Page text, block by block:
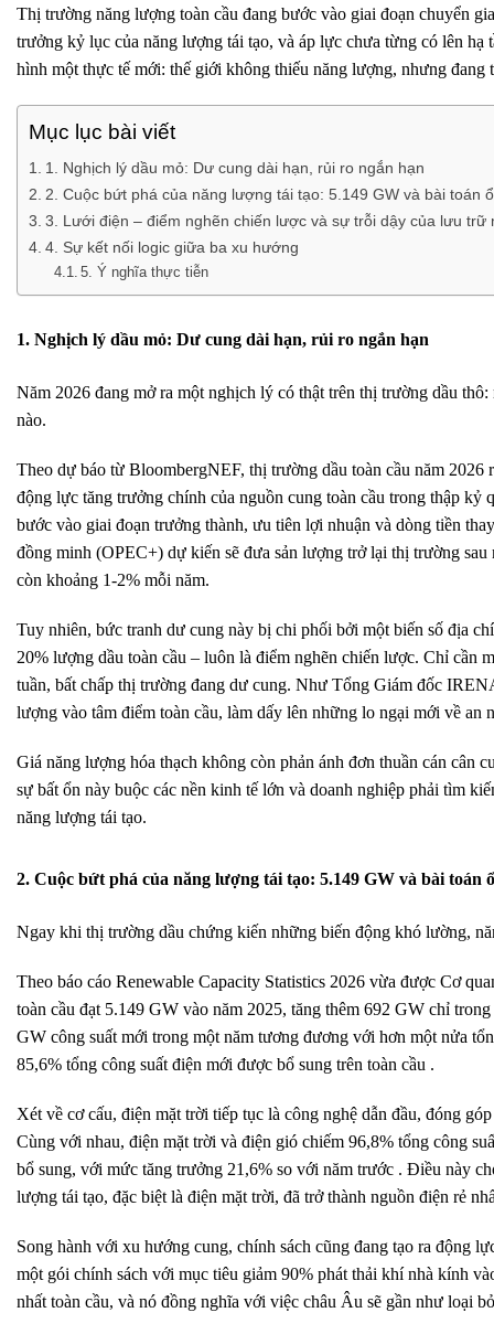
Thị trường năng lượng toàn cầu đang bước vào giai đoạn chuyển
trưởng kỷ lục của năng lượng tái tạo, và áp lực chưa từng có lên
hình một thực tế mới: thế giới không thiếu năng lượng, nhưng đang
Mục lục bài viết
1. Nghịch lý dầu mỏ: Dư cung dài hạn, rủi ro ngắn hạn
2. Cuộc bứt phá của năng lượng tái tạo: 5.149 GW và bài toán
3. Lưới điện – điểm nghẽn chiến lược và sự trỗi dậy của lưu trữ
4. Sự kết nối logic giữa ba xu hướng
5. Ý nghĩa thực tiễn
1. Nghịch lý dầu mỏ: Dư cung dài hạn, rủi ro ngắn hạn
Năm 2026 đang mở ra một nghịch lý có thật trên thị trường dầu
nào.
Theo dự báo từ BloombergNEF, thị trường dầu toàn cầu năm
động lực tăng trưởng chính của nguồn cung toàn cầu trong thập
bước vào giai đoạn trưởng thành, ưu tiên lợi nhuận và dòng tiền
đồng minh (OPEC+) dự kiến sẽ đưa sản lượng trở lại thị trường
còn khoảng 1-2% mỗi năm.
Tuy nhiên, bức tranh dư cung này bị chi phối bởi một biến số địa
20% lượng dầu toàn cầu – luôn là điểm nghẽn chiến lược. Chỉ cần
tuần, bất chấp thị trường đang dư cung. Như Tổng Giám đốc
lượng vào tâm điểm toàn cầu, làm dấy lên những lo ngại mới về an
Giá năng lượng hóa thạch không còn phản ánh đơn thuần cán cân
sự bất ổn này buộc các nền kinh tế lớn và doanh nghiệp phải tìm
năng lượng tái tạo.
2. Cuộc bứt phá của năng lượng tái tạo: 5.149 GW và bài toán
Ngay khi thị trường dầu chứng kiến những biến động khó lường,
Theo báo cáo Renewable Capacity Statistics 2026 vừa được Cơ
toàn cầu đạt 5.149 GW vào năm 2025, tăng thêm 692 GW chỉ
GW công suất mới trong một năm tương đương với hơn một nửa
85,6% tổng công suất điện mới được bổ sung trên toàn cầu .
Xét về cơ cấu, điện mặt trời tiếp tục là công nghệ dẫn đầu, đóng
Cùng với nhau, điện mặt trời và điện gió chiếm 96,8% tổng công
bổ sung, với mức tăng trưởng 21,6% so với năm trước . Điều này
lượng tái tạo, đặc biệt là điện mặt trời, đã trở thành nguồn điện rẻ
Song hành với xu hướng cung, chính sách cũng đang tạo ra động
một gói chính sách với mục tiêu giảm 90% phát thải khí nhà kính
nhất toàn cầu, và nó đồng nghĩa với việc châu Âu sẽ gần như loại